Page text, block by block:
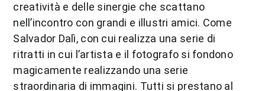
creatività e delle sinergie che scattano
nell’incontro con grandi e illustri amici. Come
Salvador Dalì, con cui realizza una serie di
ritratti in cui l’artista e il fotografo si fondono
magicamente realizzando una serie
straordinaria di immagini. Tutti si prestano al